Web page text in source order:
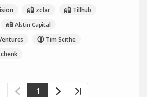
zolar
Tillhub
Alstin Capital
Tim Seithe
1